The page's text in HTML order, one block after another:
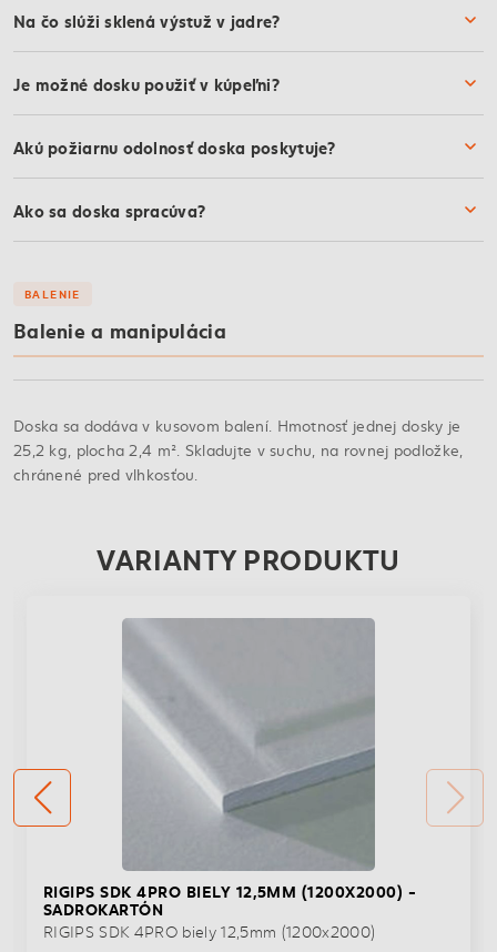
Na čo slúži sklená výstuž v jadre?
Je možné dosku použiť v kúpeľni?
Akú požiarnu odolnosť doska poskytuje?
Ako sa doska spracúva?
BALENIE
Balenie a manipulácia
Doska sa dodáva v kusovom balení. Hmotnosť jednej dosky je
25,2 kg, plocha 2,4 m². Skladujte v suchu, na rovnej podložke,
chránené pred vlhkosťou.
VARIANTY PRODUKTU
RIGIPS SDK 4PRO BIELY 12,5MM (1200X2000) -
SADROKARTÓN
RIGIPS SDK 4PRO biely 12,5mm (1200x2000)